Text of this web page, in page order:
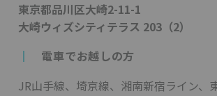
東京都品川区大崎2-11-1
大崎ウィズシティテラス 203（2）
┃
電車でお越しの方
JR山手線、埼京線、湘南新宿ライン、